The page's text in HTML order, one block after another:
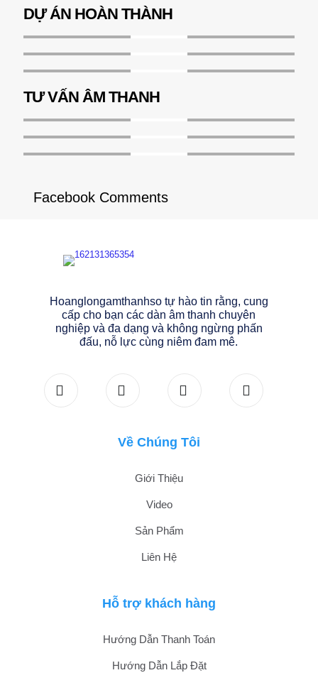
DỰ ÁN HOÀN THÀNH
TƯ VẤN ÂM THANH
Facebook Comments
Hoanglongamthanhso tự hào tin rằng, cung
cấp cho bạn các dàn âm thanh chuyên
nghiệp và đa dạng và không ngừng phấn
đấu, nỗ lực cùng niêm đam mê.
Về Chúng Tôi
Giới Thiệu
Video
Sản Phẩm
Liên Hệ
Hỗ trợ khách hàng
Hướng Dẫn Thanh Toán
Hướng Dẫn Lắp Đặt